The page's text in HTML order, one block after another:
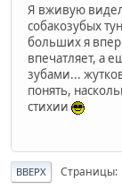
Я вживую
собакозубых
больших я
впечатляет, а
зубами...
понять,
стихии
ВВЕРХ Страницы